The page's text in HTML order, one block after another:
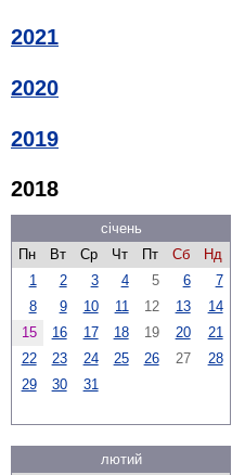
2021
2020
2019
2018
січень
Пн
Вт Ср Чт Пт Сб
Нд
1
2 3 4 5 6
7
8
9 10 11 12 13
14
15
16 17 18 19 20
21
22
23 24 25 26 27
28
29
30 31
лютий